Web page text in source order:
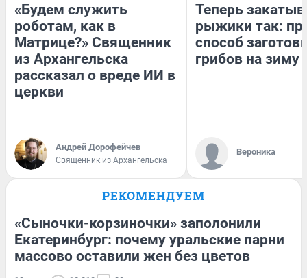
«Будем служить
роботам, как в
Матрице?» Священник
из Архангельска
рассказал о вреде ИИ в
церкви
Андрей Дорофейчев
Священник из Архангельска
Теперь
рыжики так:
способ
грибов на зиму
Вероника
РЕКОМЕНДУЕМ
«Сыночки-корзиночки» заполонили
Екатеринбург: почему уральские парни
массово оставили жен без цветов